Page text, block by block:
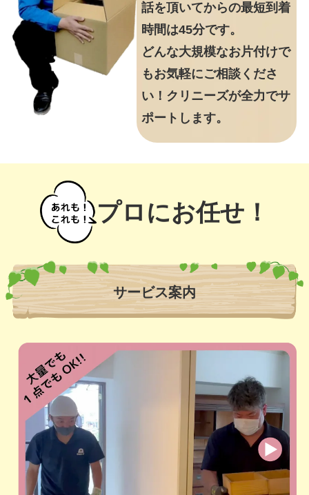
話を頂いてからの最短到着
時間は45分です。
どんな大規模なお片付けで
もお気軽にご相談くださ
い！クリニーズが全力でサ
ポートします。
プロにお任せ！
サービス案内